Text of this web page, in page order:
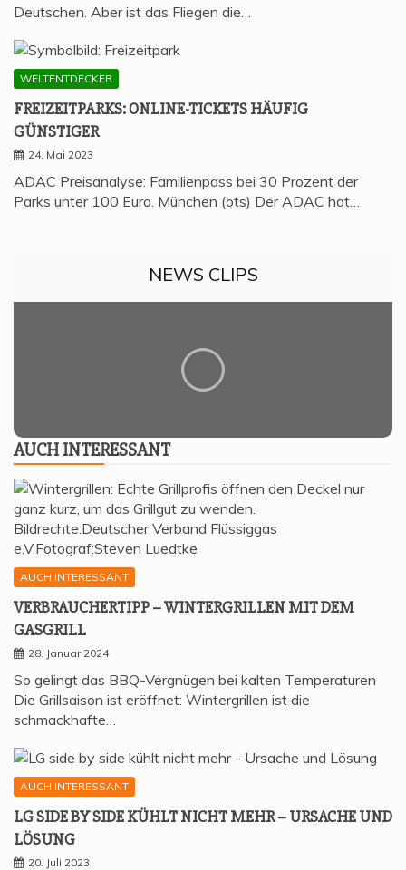
Deutschen. Aber ist das Fliegen die…
WELTENTDECKER
FREI­ZEIT­PARKS: ONLINE-TICKETS HÄU­FIG
GÜNSTIGER
24. Mai 2023
ADAC Preisanalyse: Familienpass bei 30 Prozent der
Parks unter 100 Euro. München (ots) Der ADAC hat…
NEWS CLIPS
AUCH INTER­ES­SANT
AUCH INTERESSANT
VER­BRAU­CHER­TIPP – WIN­TER­GRIL­LEN MIT DEM
GASGRILL
28. Januar 2024
So gelingt das BBQ-Vergnügen bei kalten Temperaturen
Die Grillsaison ist eröffnet: Wintergrillen ist die
schmackhafte…
AUCH INTERESSANT
LG SIDE BY SIDE KÜHLT NICHT MEHR – URSA­CHE UND
LÖSUNG
20. Juli 2023